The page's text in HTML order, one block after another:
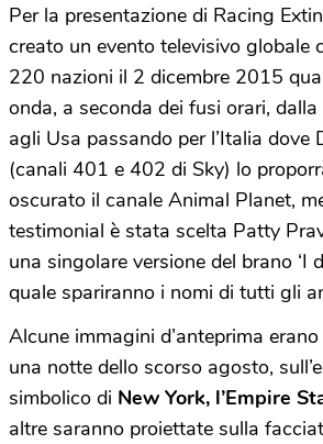
Per la presentazione di Racing
creato un evento televisivo globale
220 nazioni il 2 dicembre 2015
onda, a seconda dei fusi orari,
agli Usa passando per l’Italia dove
(canali 401 e 402 di Sky) lo
oscurato il canale Animal Planet,
testimonial è stata scelta Patty
una singolare versione del brano ‘I
quale spariranno i nomi di tutti gli
Alcune immagini d’anteprima
una notte dello scorso agosto,
simbolico di New York, l’Empire
altre saranno proiettate sulla